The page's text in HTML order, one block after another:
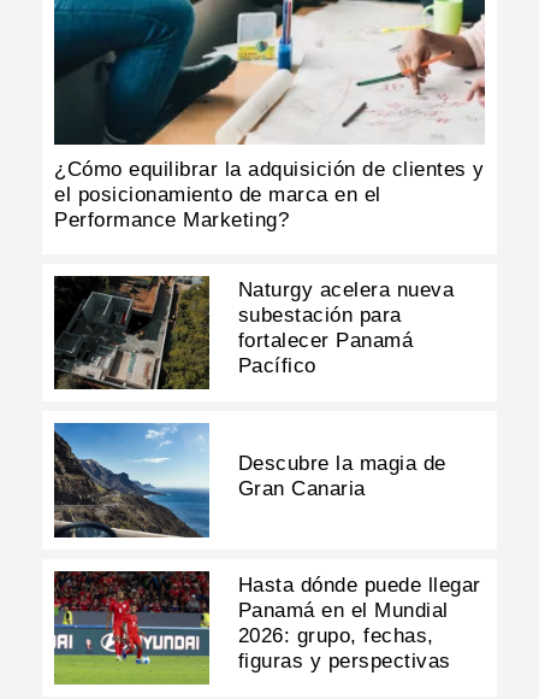
¿Cómo equilibrar la adquisición de clientes y
el posicionamiento de marca en el
Performance Marketing?
Naturgy acelera nueva
subestación para
fortalecer Panamá
Pacífico
Descubre la magia de
Gran Canaria
Hasta dónde puede llegar
Panamá en el Mundial
2026: grupo, fechas,
figuras y perspectivas